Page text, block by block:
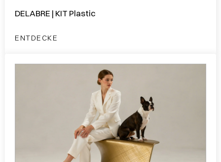
DELABRE | KIT Plastic
ENTDECKE